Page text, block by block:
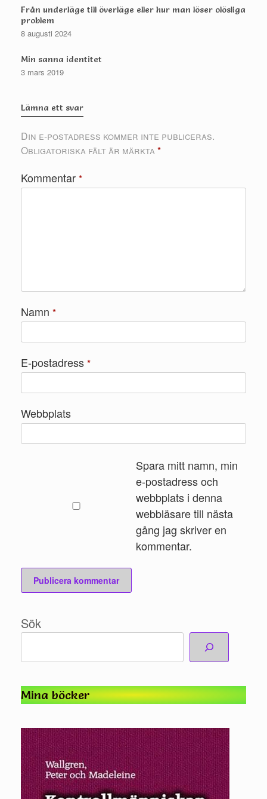
Från underläge till överläge eller hur man löser olösliga
problem
8 augusti 2024
Min sanna identitet
3 mars 2019
Lämna ett svar
Din e-postadress kommer inte publiceras.
Obligatoriska fält är märkta*
Kommentar *
Namn *
E-postadress *
Webbplats
Spara mitt namn, min
e-postadress och
webbplats i denna
webbläsare till nästa
gång jag skriver en
kommentar.
Sök
Mina böcker